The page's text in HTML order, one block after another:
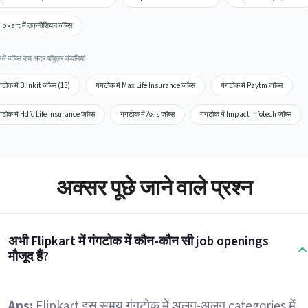
में तकनीशियन जॉब्स
जॉब्स बाय अदर पॉपुलर कंपनियां
में Blinkit जॉब्स (13) गंगटोक में Max Life Insurance जॉब्स गंगटोक में Paytm जॉब्स
में Hdfc Life Insurance जॉब्स गंगटोक में Axis जॉब्स गंगटोक में Impact Infotech जॉब्स
अक्सर पूछे जाने वाले प्रश्न
अभी Flipkart में गंगटोक में कौन-कौन सी job openings
मौजूद हैं?